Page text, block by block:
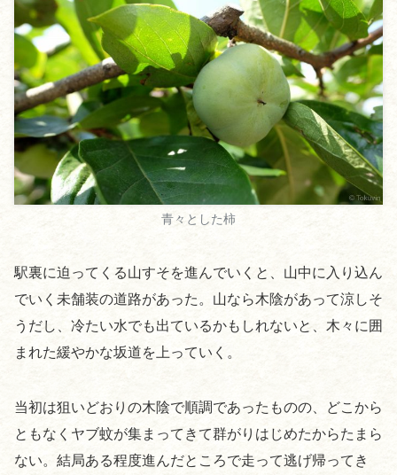
青々とした柿
駅裏に迫ってくる山すそを進んでいくと、山中に入り込ん
でいく未舗装の道路があった。山なら木陰があって涼しそ
うだし、冷たい水でも出ているかもしれないと、木々に囲
まれた緩やかな坂道を上っていく。
当初は狙いどおりの木陰で順調であったものの、どこから
ともなくヤブ蚊が集まってきて群がりはじめたからたまら
ない。結局ある程度進んだところで走って逃げ帰ってき